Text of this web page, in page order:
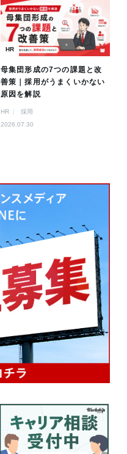
HR
母集団形成の7つの課題と改
善策｜採用がうまくいかない
原因を解説
HR
採用
2026.07.30